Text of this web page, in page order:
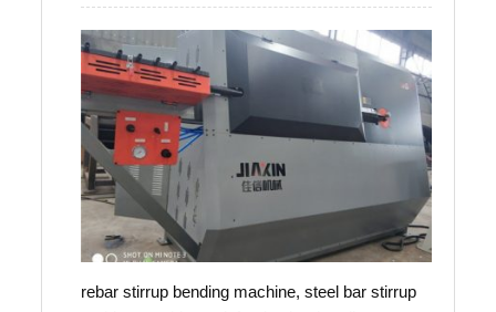
rebar stirrup bending machine, steel bar stirrup